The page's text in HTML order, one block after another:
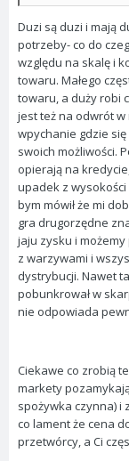
Duzi są duzi i mają
potrzeby- co do
względu na skalę i
towaru. Małego
towaru, a duży robi
jest też na odwrót
wpychanie gdzie
swoich możliwości.
opierają na
upadek z
bym mówił że mi
gra drugorzędne
jaju zysku i możemy
z warzywami i
dystrybucji. Nawet
pobunkrował w
nie odpowiada
Ciekawe co zrobią
markety
spożywka czynna) i
co lament że cena
przetwórcy, a Ci